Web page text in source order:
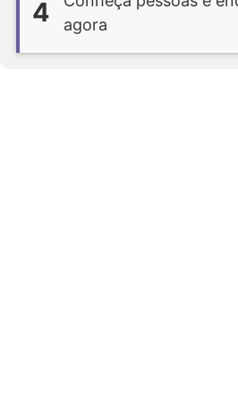
4
agora